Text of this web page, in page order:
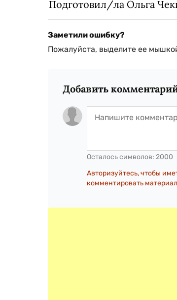
Подготовил/ла Ольга
Заметили ошибку?
Пожалуйста, выделите ее
Добавить
Осталось символов: 2000
Авторизуйтесь, чтобы
комментировать